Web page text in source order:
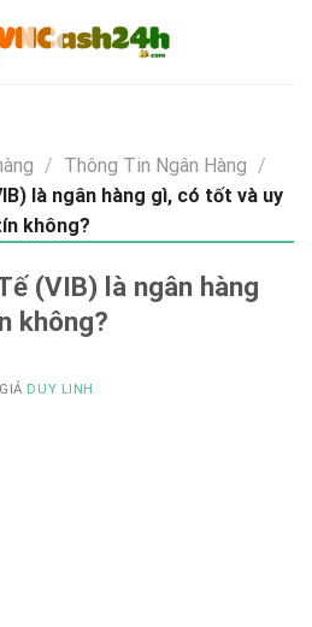
/ Thông Tin Ngân Hàng /
là ngân hàng gì, có tốt và uy
không?
(VIB) là ngân hàng
không?
DUY LINH